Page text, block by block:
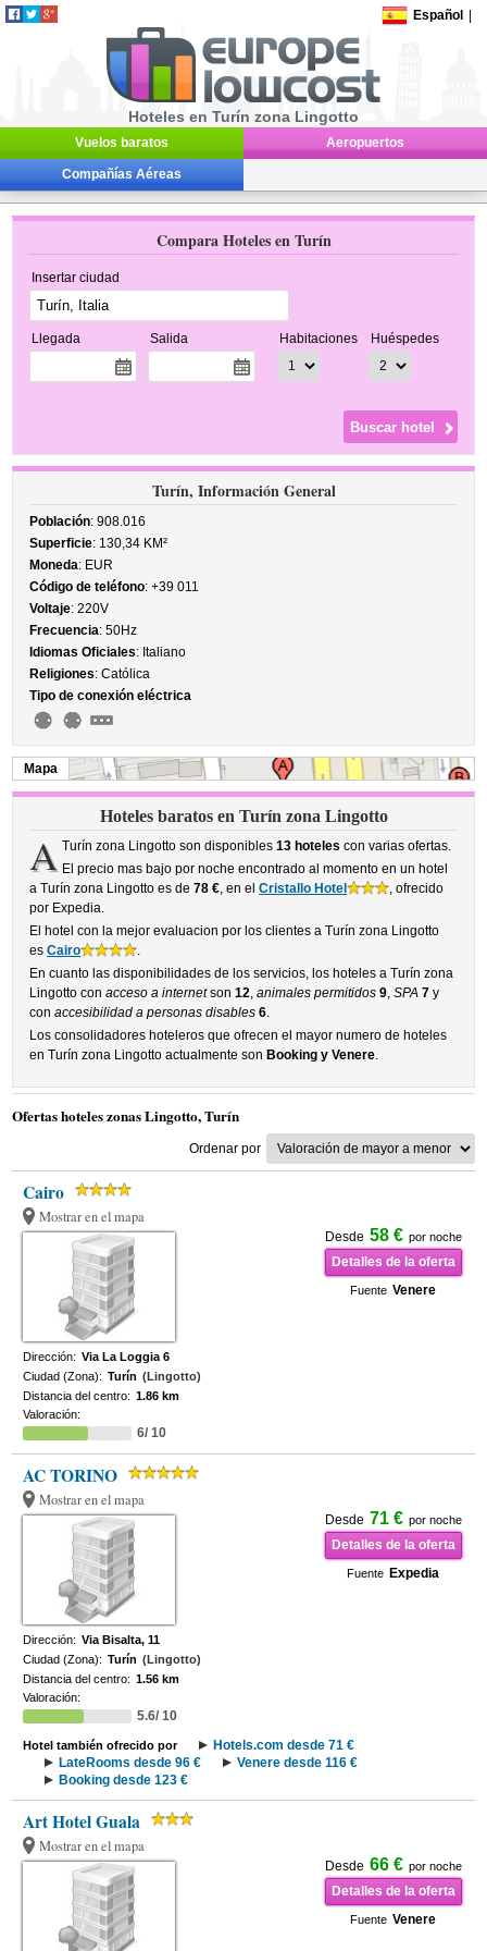
Español
Hoteles en Turín zona Lingotto
Vuelos baratos Aeropuertos
Compañías Aéreas
Compara Hoteles en Turín
Insertar ciudad
Llegada Salida Habitaciones Huéspedes
Turín, Información General
Población: 908.016
Superficie: 130,34 KM²
Moneda: EUR
Código de teléfono: +39 011
Voltaje: 220V
Frecuencia: 50Hz
Idiomas Oficiales: Italiano
Religiones: Católica
Tipo de conexión eléctrica
Mapa
Hoteles baratos en Turín zona Lingotto
A Turín zona Lingotto son disponibles 13 hoteles con varias ofertas.
El precio mas bajo por noche encontrado al momento en un hotel
a Turín zona Lingotto es de78 €, en elCristallo Hotel
, ofrecido
por Expedia.
El hotel con la mejor evaluacion por los clientes a Turín zona Lingotto
esCairo
.
En cuanto las disponibilidades de los servicios, los hoteles a Turín zona
Lingotto conacceso a internetson12,animales permitidos 9,SPA 7 y
conaccesibilidad a personas disables 6.
Los consolidadores hoteleros que ofrecen el mayor numero de hoteles
en Turín zona Lingotto actualmente son Booking y Venere.
Ofertas hoteles zonas Lingotto, Turín
Ordenar por
Cairo
Mostrar en el mapa
Desde 58 € por noche
Detalles de la oferta
Fuente Venere
Dirección: Via La Loggia 6
Ciudad (Zona): Turín (Lingotto)
Distancia del centro: 1.86 km
Valoración:
6/ 10
AC TORINO
Mostrar en el mapa
Desde 71 € por noche
Detalles de la oferta
Fuente Expedia
Dirección: Via Bisalta, 11
Ciudad (Zona): Turín (Lingotto)
Distancia del centro: 1.56 km
Valoración:
5.6/ 10
Hotel también ofrecido por
Hotels.com desde 71 €
LateRooms desde 96 €
Venere desde 116 €
Booking desde 123 €
Art Hotel Guala
Mostrar en el mapa
Desde 66 € por noche
Detalles de la oferta
Fuente Venere